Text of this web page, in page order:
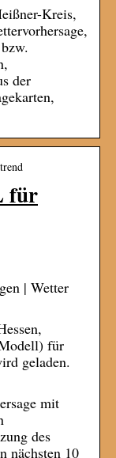
Kreis,
der
für
| Wetter
für
geladen.
mit
des
nächsten 10